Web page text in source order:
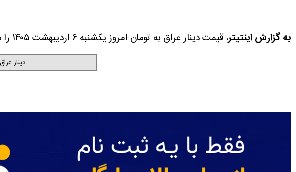
به گزارش اینتیتر، قیمت دینار عراق به تومان امروز یکشنبه ۶ اردیبهشت ۱۴۰۵ را در این مطلب مشاهده می کنید.
دینار عراق